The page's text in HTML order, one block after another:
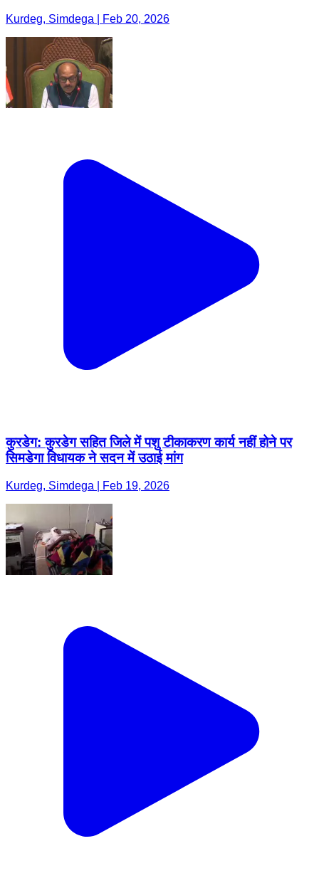
Kurdeg, Simdega | Feb 20, 2026
कुरडेग: कुरडेग सहित जिले में पशु टीकाकरण कार्य नहीं होने पर
सिमडेगा विधायक ने सदन में उठाई मांग
Kurdeg, Simdega | Feb 19, 2026